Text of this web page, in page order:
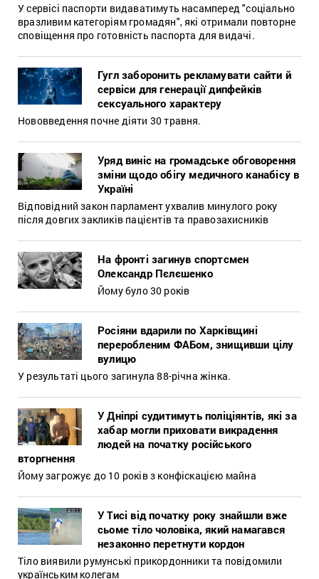
У сервісі паспорти видаватимуть насамперед "соціально
вразливим категоріям громадян", які отримали повторне
сповіщення про готовність паспорта для видачі.
Гугл заборонить рекламувати сайти й
сервіси для генерації дипфейків
сексуального характеру
Нововведення почне діяти 30 травня.
Уряд виніс на громадське обговорення
зміни щодо обігу медичного канабісу в
Україні
Відповідний закон парламент ухвалив минулого року
після довгих закликів пацієнтів та правозахисників
На фронті загинув спортсмен
Олександр Пєлєшенко
Йому було 30 років
Росіяни вдарили по Харківщині
переробленим ФАБом, знищивши цілу
вулицю
У результаті цього загинула 88-річна жінка.
У Дніпрі судитимуть поліціянтів, які за
хабар могли приховати викрадення
людей на початку російського
вторгнення
Йому загрожує до 10 років з конфіскацією майна
У Тисі від початку року знайшли вже
сьоме тіло чоловіка, який намагався
незаконно перетнути кордон
Тіло виявили румунські прикордонники та повідомили
українським колегам